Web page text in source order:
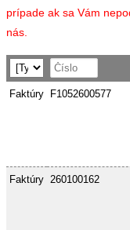
prípade ak sa Vám
nás.
Faktúry F1052600577
Faktúry 260100162